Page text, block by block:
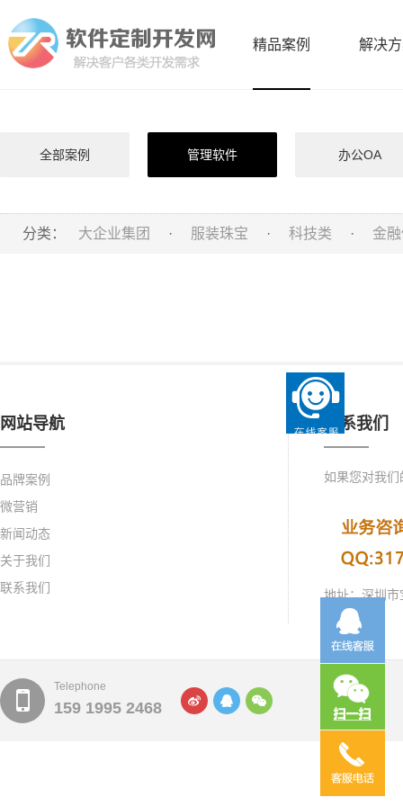
精品案例 解决
全部案例 管理软件 办公OA
分类： 大企业集团 · 服装珠宝 · 科技类 · 金
网站导航
品牌案例
微营销
新闻动态
关于我们
联系我们
联系我们
如果您对我
地址：深圳
Telephone
159 1995 2468